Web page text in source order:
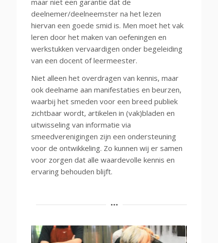
deelnemer/deelneemster na het lezen
hiervan een goede smid is. Men moet het vak
leren door het maken van oefeningen en
werkstukken vervaardigen onder begeleiding
van een docent of leermeester.
Niet alleen het overdragen van kennis, maar
ook deelname aan manifestaties en beurzen,
waarbij het smeden voor een breed publiek
zichtbaar wordt, artikelen in (vak)bladen en
uitwisseling van informatie via
smeedverenigingen zijn een ondersteuning
voor de ontwikkeling. Zo kunnen wij er samen
voor zorgen dat alle waardevolle kennis en
ervaring behouden blijft.